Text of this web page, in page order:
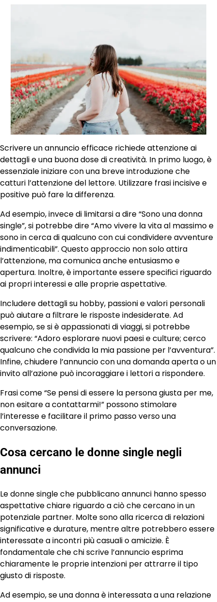
Scrivere un annuncio efficace richiede attenzione ai
dettagli e una buona dose di creatività. In primo luogo, è
essenziale iniziare con una breve introduzione che
catturi l’attenzione del lettore. Utilizzare frasi incisive e
positive può fare la differenza.
Ad esempio, invece di limitarsi a dire “Sono una donna
single”, si potrebbe dire “Amo vivere la vita al massimo e
sono in cerca di qualcuno con cui condividere avventure
indimenticabili”. Questo approccio non solo attira
l’attenzione, ma comunica anche entusiasmo e
apertura. Inoltre, è importante essere specifici riguardo
ai propri interessi e alle proprie aspettative.
Includere dettagli su hobby, passioni e valori personali
può aiutare a filtrare le risposte indesiderate. Ad
esempio, se si è appassionati di viaggi, si potrebbe
scrivere: “Adoro esplorare nuovi paesi e culture; cerco
qualcuno che condivida la mia passione per l’avventura”.
Infine, chiudere l’annuncio con una domanda aperta o un
invito all’azione può incoraggiare i lettori a rispondere.
Frasi come “Se pensi di essere la persona giusta per me,
non esitare a contattarmi!” possono stimolare
l’interesse e facilitare il primo passo verso una
conversazione.
Cosa cercano le donne single negli
annunci
Le donne single che pubblicano annunci hanno spesso
aspettative chiare riguardo a ciò che cercano in un
potenziale partner. Molte sono alla ricerca di relazioni
significative e durature, mentre altre potrebbero essere
interessate a incontri più casuali o amicizie. È
fondamentale che chi scrive l’annuncio esprima
chiaramente le proprie intenzioni per attrarre il tipo
giusto di risposte.
Ad esempio, se una donna è interessata a una relazione